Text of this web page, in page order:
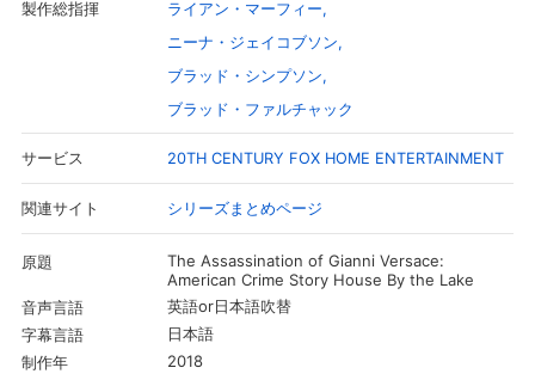
会員設定 会員情報
基本情報、本人連絡先、パスワード 、クレ
決済方法変更 決済方法の変更が可能です。
４ヵ月分の購入明細の確認が可能です。
Myクーポン
製作総指揮
ライアン・マーフィー
ニーナ・ジェイコブソン
ブラッド・シンプソン
ブラッド・ファルチャック
サービス 20TH CENTURY FOX HOME ENTERTAINMENT
関連サイト シリーズまとめページ
原題
The Assassination of Gianni Versace:
American Crime Story House By the Lake
音声言語 英語or日本語吹替
字幕言語 日本語
制作年 2018